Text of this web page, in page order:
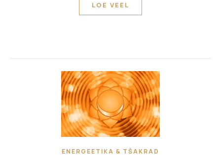
LOE VEEL
ENERGEETIKA & TŠAKRAD